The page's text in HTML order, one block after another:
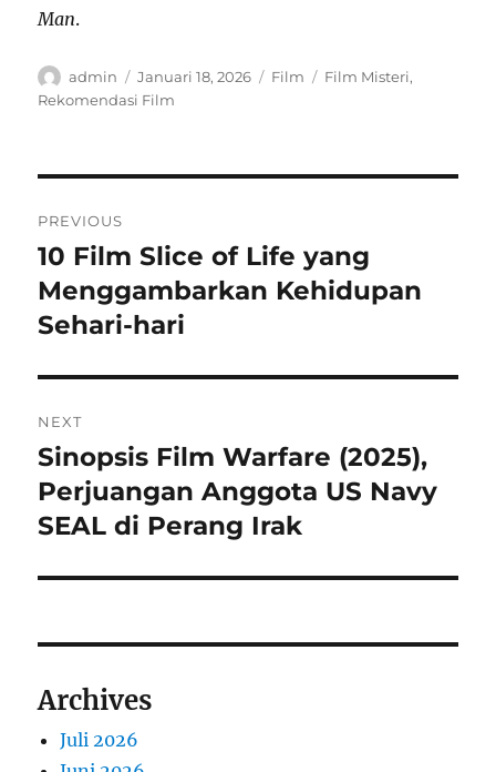
Man.
Author
admin
Posted
on
Januari 18, 2026 Categories
Film Tags
Film Misteri,
Rekomendasi Film
pos
PREVIOUS
Previous
post:
10 Film Slice of Life yang
Menggambarkan Kehidupan
Sehari-hari
NEXT
Next
post:
Sinopsis Film Warfare (2025),
Perjuangan Anggota US Navy
SEAL di Perang Irak
Archives
Juli 2026